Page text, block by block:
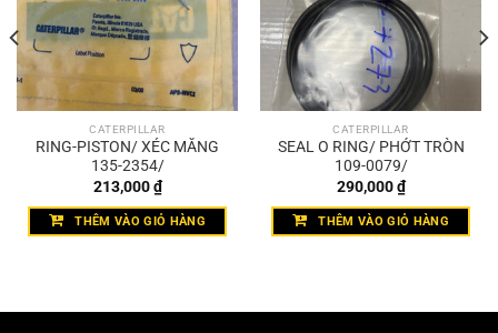
CATERPILLAR
RING-PISTON/ XÉC MĂNG
135-2354/
213,000₫
THÊM VÀO GIỎ HÀNG
CATERPILLAR
SEAL O RING/ PHỚT TRÒN
109-0079/
290,000₫
THÊM VÀO GIỎ HÀNG